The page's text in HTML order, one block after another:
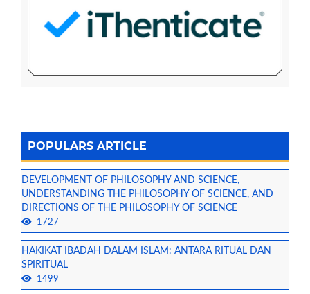
POPULARS ARTICLE
DEVELOPMENT OF PHILOSOPHY AND SCIENCE,
UNDERSTANDING THE PHILOSOPHY OF SCIENCE, AND
DIRECTIONS OF THE PHILOSOPHY OF SCIENCE
1727
HAKIKAT IBADAH DALAM ISLAM: ANTARA RITUAL DAN
SPIRITUAL
1499